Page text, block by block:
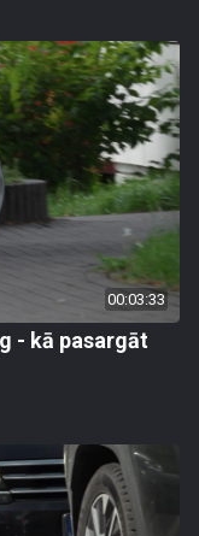
00:03:33
- kā pasargāt